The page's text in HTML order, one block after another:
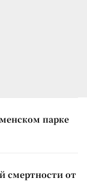
парке
смертности от